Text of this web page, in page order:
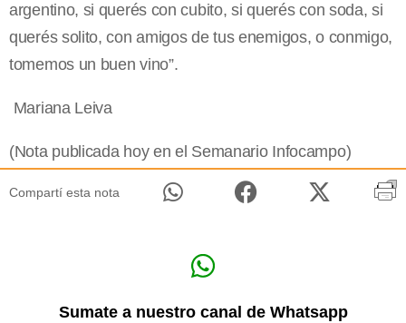
argentino, si querés con cubito, si querés con soda, si
querés solito, con amigos de tus enemigos, o conmigo,
tomemos un buen vino”.
Mariana Leiva
(Nota publicada hoy en el Semanario Infocampo)
Compartí esta nota
Sumate a nuestro canal de Whatsapp